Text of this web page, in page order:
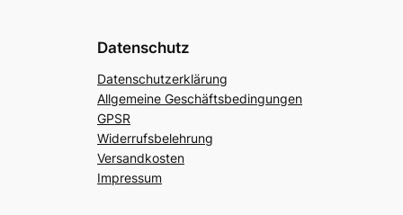
Datenschutz
Datenschutzerklärung
Allgemeine Geschäftsbedingungen
GPSR
Widerrufsbelehrung
Versandkosten
Impressum